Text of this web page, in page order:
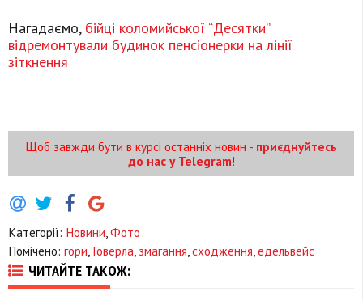
Нагадаємо,бійці коломийської “Десятки”
відремонтували будинок пенсіонерки на лінії
зіткнення
Щоб завжди бути в курсі останніх новин - приєднуйтесь
до нас у Telegram!
Категорії: Новини Фото
Помічено: гори Говерла змагання сходження едельвейс
ЧИТАЙТЕ ТАКОЖ: